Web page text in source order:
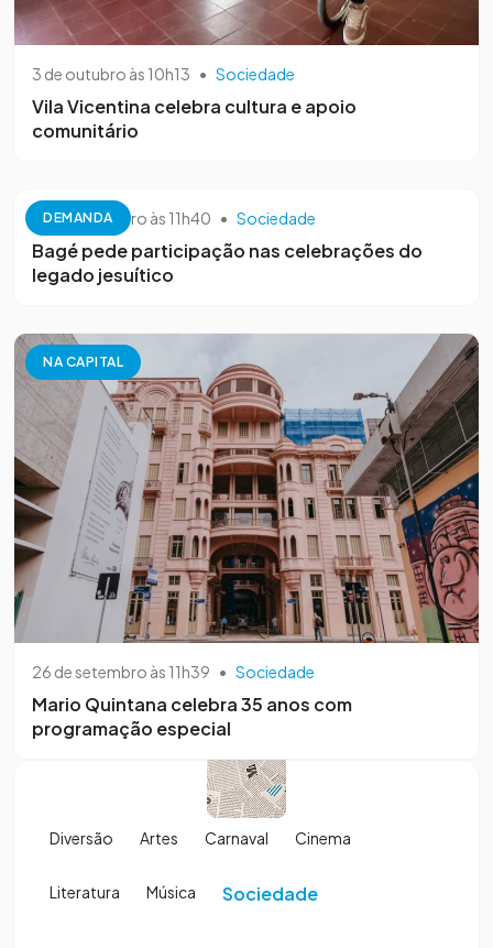
3 de outubro às 10h13 • Sociedade
Vila Vicentina celebra cultura e apoio
comunitário
DEMANDA
26 de setembro às 11h40 • Sociedade
Bagé pede participação nas celebrações do
legado jesuítico
NA CAPITAL
26 de setembro às 11h39 • Sociedade
Mario Quintana celebra 35 anos com
programação especial
Diversão Artes Carnaval Cinema
Literatura Música Sociedade